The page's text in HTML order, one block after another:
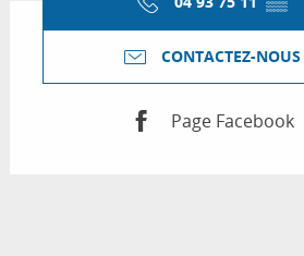
CONTACTEZ-NOUS
Page Facebook